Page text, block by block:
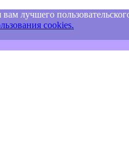
лучшего
cookies.